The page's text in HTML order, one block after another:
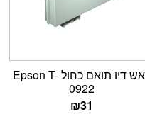
ראש דיו תואם כחול Epson T-
0922
₪31